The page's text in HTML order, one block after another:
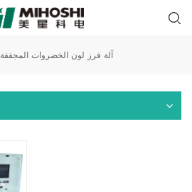
آلة فرز لون الخضروات المجففة